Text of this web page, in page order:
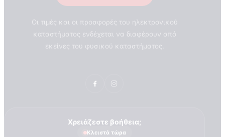
Οι τιμές και οι προσφορές του ηλεκτρονικού
καταστήματος ενδέχεται να διαφέρουν από
εκείνες του φυσικού καταστήματος.
Χρειάζεστε βοήθεια;
Κλειστά τώρα